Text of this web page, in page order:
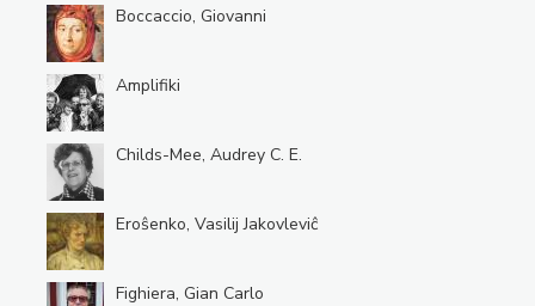
Boccaccio, Giovanni
Amplifiki
Childs-Mee, Audrey C. E.
Eroŝenko, Vasilij Jakovleviĉ
Fighiera, Gian Carlo